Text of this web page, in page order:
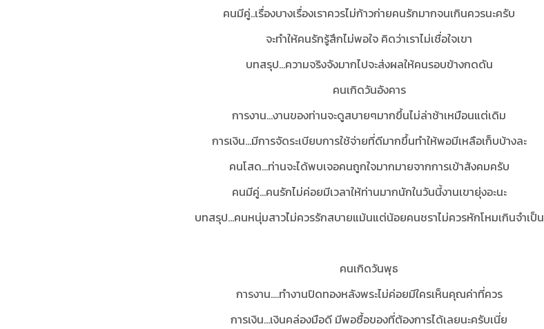
คนมีคู่..เรื่องบางเรื่องเราควรไม่ก้าวก่ายคนรักมากจนเกินควรนะครับ
จะทำให้คนรักรู้สึกไม่พอใจ คิดว่าเราไม่เชื่อใจเขา
บทสรุป...ความจริงจังมากไปจะส่งผลให้คนรอบข้างกดดัน
คนเกิดวันอังคาร
การงาน...งานของท่านจะดูสบายๆมากขึ้นไม่ล่าช้าเหมือนแต่เดิม
การเงิน...มีการจัดระเบียบการใช้จ่ายที่ดีมากขึ้นทำให้พอมีเหลือเก็บบ้างละ
คนโสด...ท่านจะได้พบเจอคนถูกใจมากมายจากการเข้าสังคมครับ
คนมีคู่...คนรักไม่ค่อยมีเวลาให้ท่านมากนักในวันนี้งานเขายุ่งอะนะ
บทสรุป...คนหนุ่มสาวไม่ควรรักสบายแม้นแต่น้อยคนชราไม่ควรหักโหมเกินจำเป็น
คนเกิดวันพุธ
การงาน....ทำงานปิดทองหลังพระไม่ค่อยมีใครเห็นคุณค่าที่ควร
การเงิน…เงินคล่องมือดี มีพอซื้อของที่ต้องการได้เลยนะครับเนี่ย